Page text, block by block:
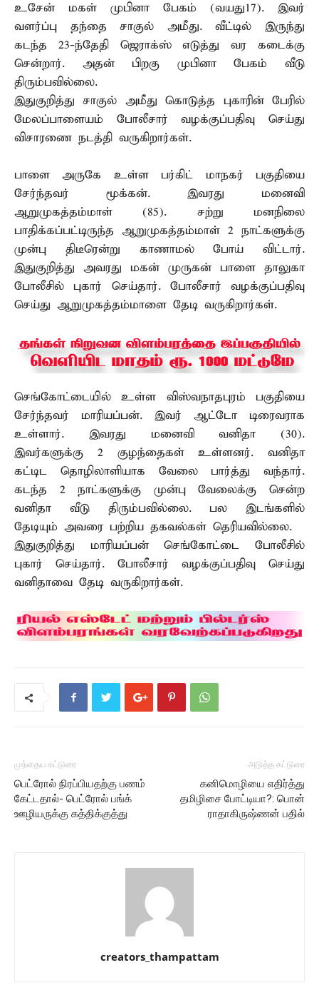
உசேன் மகள் முபினா பேகம் (வயது17). இவர்
வளர்ப்பு தந்தை சாகுல் அமீது. வீட்டில் இருந்து
கடந்த 23-ந்தேதி ஜெராக்ஸ் எடுத்து வர கடைக்கு
சென்றார். அதன் பிறகு முபினா பேகம் வீடு
திரும்பவில்லை.
இதுகுறித்து சாகுல் அமீது கொடுத்த புகாரின் பேரில்
மேலப்பாளையம் போலீசார் வழக்குப்பதிவு செய்து
விசாரணை நடத்தி வருகிறார்கள்.
பாளை அருகே உள்ள பர்கிட் மாநகர் பகுதியை
சேர்ந்தவர் மூக்கன். இவரது மனைவி
ஆறுமுகத்தம்மாள் (85). சற்று மனநிலை
பாதிக்கப்பட்டிருந்த ஆறுமுகத்தம்மாள் 2 நாட்களுக்கு
முன்பு திடீரென்று காணாமல் போய் விட்டார்.
இதுகுறித்து அவரது மகன் முருகன் பாளை தாலுகா
போலீசில் புகார் செய்தார். போலீசார் வழக்குப்பதிவு
செய்து ஆறுமுகத்தம்மாளை தேடி வருகிறார்கள்.
செங்கோட்டையில் உள்ள விஸ்வநாதபுரம் பகுதியை
சேர்ந்தவர் மாரியப்பன். இவர் ஆட்டோ டிரைவராக
உள்ளார். இவரது மனைவி வனிதா (30).
இவர்களுக்கு 2 குழந்தைகள் உள்ளனர். வனிதா
கட்டிட தொழிலாளியாக வேலை பார்த்து வந்தார்.
கடந்த 2 நாட்களுக்கு முன்பு வேலைக்கு சென்ற
வனிதா வீடு திரும்பவில்லை. பல இடங்களில்
தேடியும் அவரை பற்றிய தகவல்கள் தெரியவில்லை.
இதுகுறித்து மாரியப்பன் செங்கோட்டை போலீசில்
புகார் செய்தார். போலீசார் வழக்குப்பதிவு செய்து
வனிதாவை தேடி வருகிறார்கள்.
முந்தைய கட்டுரை
பெட்ரோல் நிரப்பியதற்கு பணம்
கேட்டதால்- பெட்ரோல் பங்க்
ஊழியருக்கு கத்திக்குத்து
அடுத்த கட்டுரை
கனிமொழியை எதிர்த்து
தமிழிசை போட்டியா?: பொன்
ராதாகிருஷ்ணன் பதில்
creators_thampattam